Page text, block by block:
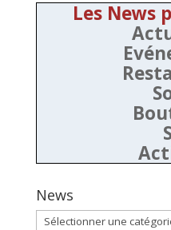
Les News
News
News